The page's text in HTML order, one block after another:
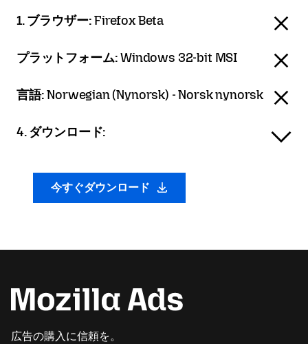
1. ブラウザー:Firefox Beta
プラットフォーム:Windows 32-bit MSI
言語:Norwegian (Nynorsk) - Norsk nynorsk
4. ダウンロード:
今すぐダウンロード
広告の購入に信頼を。